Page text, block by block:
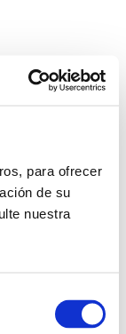
para ofrecer
de su
nuestra